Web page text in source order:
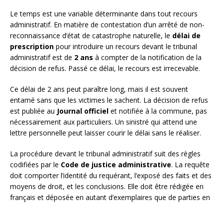
Le temps est une variable déterminante dans tout recours
administratif. En matière de contestation d’un arrêté de non-
reconnaissance d’état de catastrophe naturelle, le délai de
prescription pour introduire un recours devant le tribunal
administratif est de 2 ans à compter de la notification de la
décision de refus. Passé ce délai, le recours est irrecevable.
Ce délai de 2 ans peut paraître long, mais il est souvent
entamé sans que les victimes le sachent. La décision de refus
est publiée au Journal officiel et notifiée à la commune, pas
nécessairement aux particuliers. Un sinistré qui attend une
lettre personnelle peut laisser courir le délai sans le réaliser.
La procédure devant le tribunal administratif suit des règles
codifiées par le Code de justice administrative. La requête
doit comporter l’identité du requérant, l’exposé des faits et des
moyens de droit, et les conclusions. Elle doit être rédigée en
français et déposée en autant d’exemplaires que de parties en